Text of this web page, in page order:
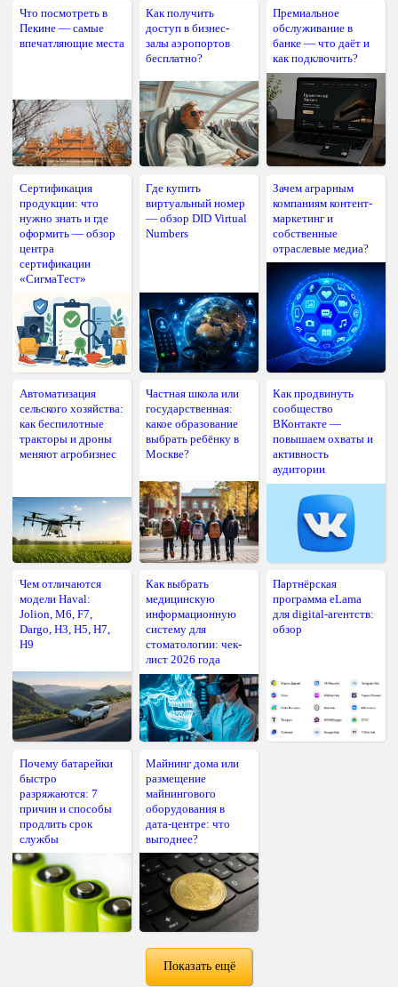
Что посмотреть в
Пекине — самые
впечатляющие места
Как получить
доступ в бизнес-
залы аэропортов
бесплатно?
Премиальное
обслуживание в
банке — что даёт и
как подключить?
Сертификация
продукции: что
нужно знать и где
оформить — обзор
центра
сертификации
«СигмаТест»
Где купить
виртуальный номер
— обзор DID Virtual
Numbers
Зачем аграрным
компаниям контент-
маркетинг и
собственные
отраслевые медиа?
Автоматизация
сельского хозяйства:
как беспилотные
тракторы и дроны
меняют агробизнес
Частная школа или
государственная:
какое образование
выбрать ребёнку в
Москве?
Как продвинуть
сообщество
ВКонтакте —
повышаем охваты и
активность
аудитории
Чем отличаются
модели Haval:
Jolion, M6, F7,
Dargo, H3, H5, H7,
H9
Как выбрать
медицинскую
информационную
систему для
стоматологии: чек-
лист 2026 года
Партнёрская
программа eLama
для digital-агентств:
обзор
Почему батарейки
быстро
разряжаются: 7
причин и способы
продлить срок
службы
Майнинг дома или
размещение
майнингового
оборудования в
дата-центре: что
выгоднее?
Показать ещё